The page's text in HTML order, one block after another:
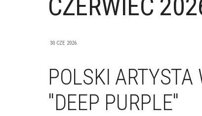
CZERWIEC
30 CZE 2026
POLSKI
"DEEP PURPLE"